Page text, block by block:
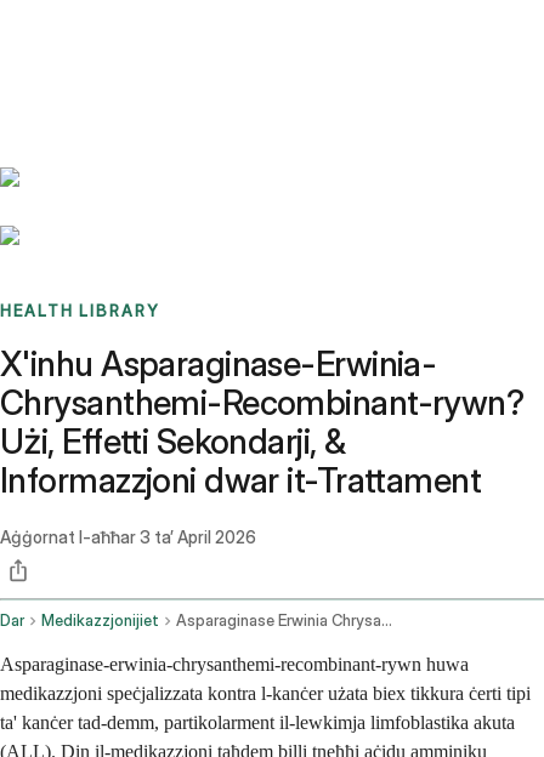
HEALTH LIBRARY
X'inhu Asparaginase-Erwinia-
Chrysanthemi-Recombinant-rywn?
Użi, Effetti Sekondarji, &
Informazzjoni dwar it-Trattament
Aġġornat l-aħħar3 ta’ April 2026
Dar Medikazzjonijiet Asparaginase Erwinia Chrysanthemi Recombinant Rywn Intramuscular Route
Asparaginase-erwinia-chrysanthemi-recombinant-rywn huwa
medikazzjoni speċjalizzata kontra l-kanċer użata biex tikkura ċerti tipi
ta' kanċer tad-demm, partikolarment il-lewkimja limfoblastika akuta
(ALL). Din il-medikazzjoni taħdem billi tneħħi aċidu amminiku